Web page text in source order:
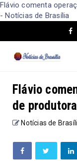
Flávio comenta
- Notícias de Brasília
Flávio
de
Notícias de